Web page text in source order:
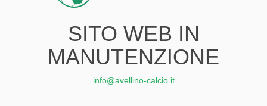
SITO WEB IN
MANUTENZIONE
info@avellino-calcio.it